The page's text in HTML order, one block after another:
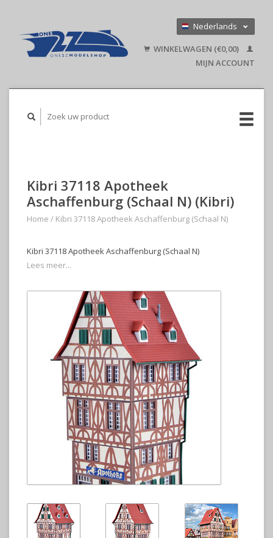
Nederlands
English
WINKELWAGEN (€0,00)
MIJN ACCOUNT
Kibri 37118 Apotheek
Aschaffenburg (Schaal N) (Kibri)
Home / Kibri 37118 Apotheek Aschaffenburg (Schaal N)
Kibri 37118 Apotheek Aschaffenburg (Schaal N)
Lees meer...